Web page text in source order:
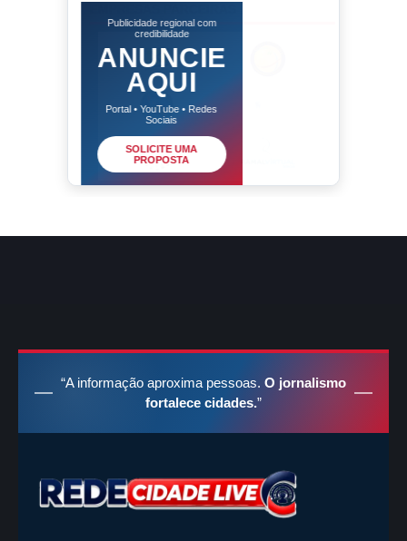
Publicidade regional com
credibilidade
ANUNCIE
AQUI
Portal • YouTube • Redes
Sociais
SOLICITE UMA
PROPOSTA
“A informação aproxima pessoas. O jornalismo
fortalece cidades.”